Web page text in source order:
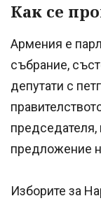
Как се
Армения е
събрание,
депутати с
председателя,
предложение
Изборите за